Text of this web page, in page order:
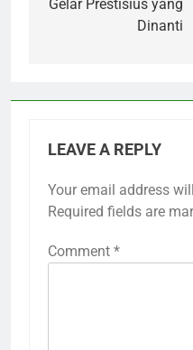
Gelar Prestisius yang
Dinanti
LEAVE A REPLY
Your email address
Required fields are
Comment *